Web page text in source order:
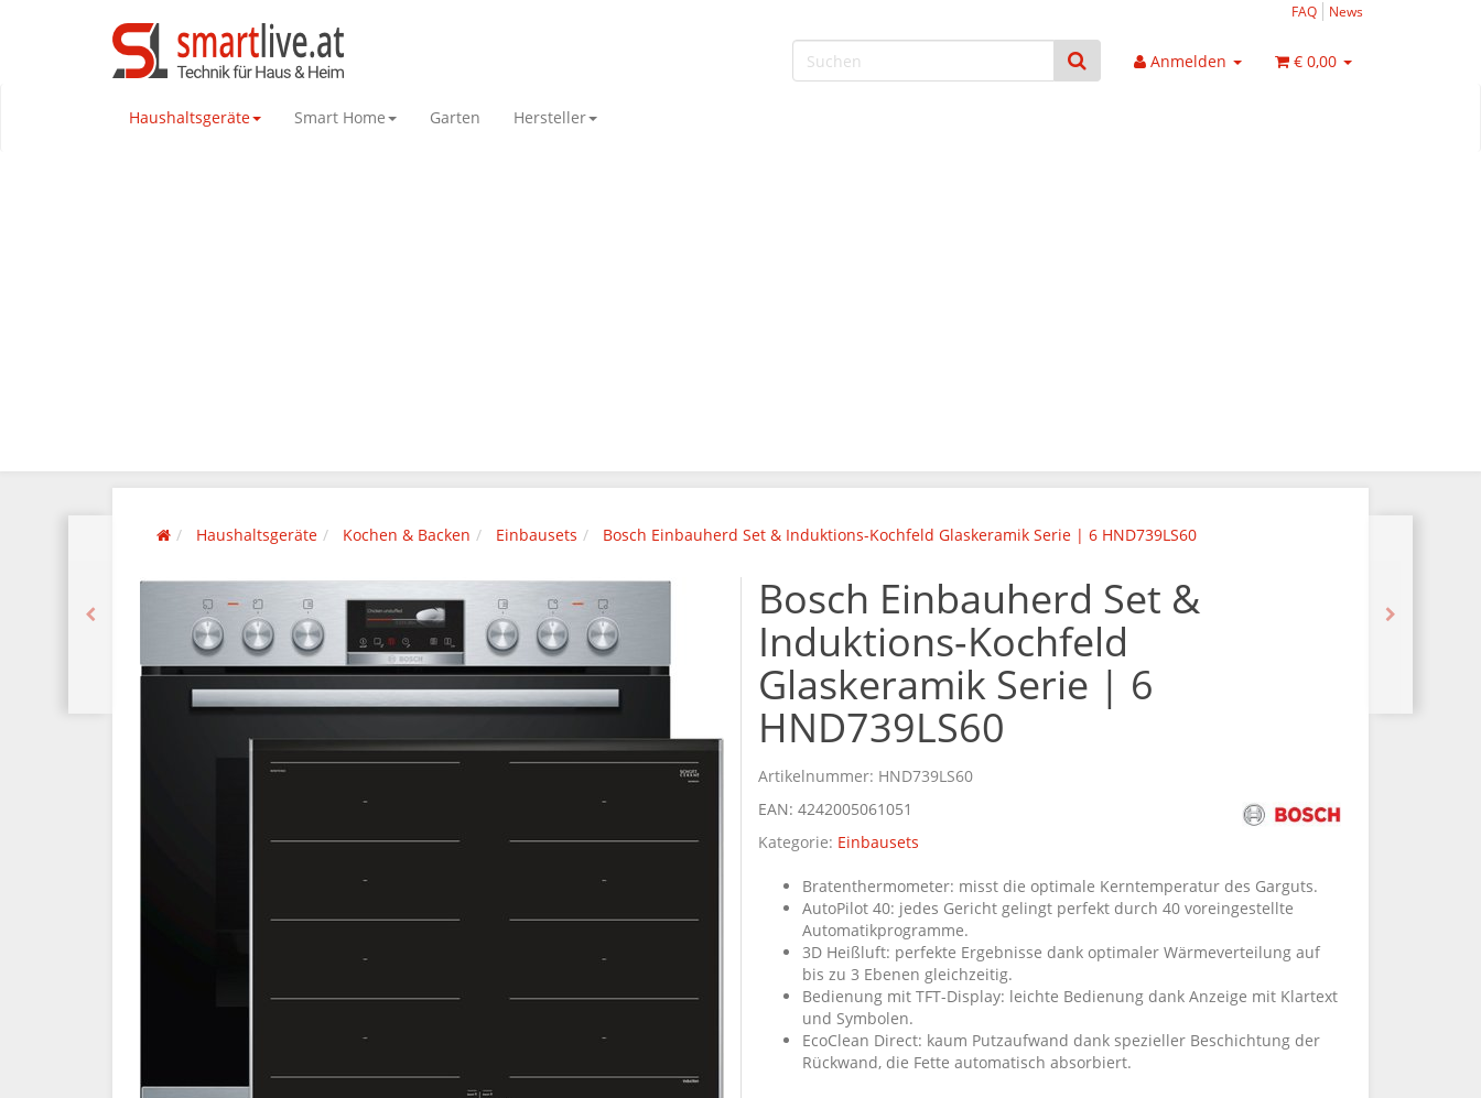
FAQ News
Anmelden € 0,00
Haushaltsgeräte Smart Home Garten Hersteller
Haushaltsgeräte Kochen & Backen Einbausets Bosch Einbauherd Set & Induktions-Kochfeld Glaskeramik Serie | 6 HND739LS60
Bosch Einbauherd Set &
Induktions-Kochfeld
Glaskeramik Serie | 6
HND739LS60
Artikelnummer: HND739LS60
EAN: 4242005061051
Kategorie: Einbausets
Bratenthermometer: misst die optimale Kerntemperatur des Garguts.
AutoPilot 40: jedes Gericht gelingt perfekt durch 40 voreingestellte
Automatikprogramme.
3D Heißluft: perfekte Ergebnisse dank optimaler Wärmeverteilung auf
bis zu 3 Ebenen gleichzeitig.
Bedienung mit TFT-Display: leichte Bedienung dank Anzeige mit Klartext
und Symbolen.
EcoClean Direct: kaum Putzaufwand dank spezieller Beschichtung der
Rückwand, die Fette automatisch absorbiert.